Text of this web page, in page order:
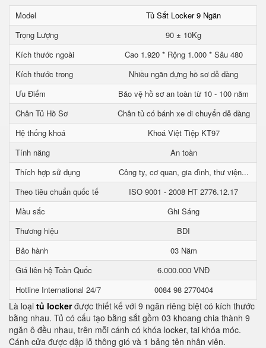
Model
Tủ Sắt Locker 9 Ngăn
Trọng Lượng
90 ± 10Kg
Kích thước ngoài
Cao 1.920 * Rộng 1.000 * Sâu 480
Kích thước trong
Nhiều ngăn đựng hồ sơ dễ dàng
Ưu Điểm
Bảo vệ hồ sơ an toàn từ 10 - 100 năm
Chân Tủ Hồ Sơ
Chân tủ có bánh xe di chuyển dễ dàng
Hệ thống khoá
Khoá Việt Tiệp KT97
Tính năng
An toàn
Thích hợp sử dụng
Công ty, cơ quan, gia đình, thư viện...
Theo tiêu chuẩn quốc tế
ISO 9001 - 2008 HT 2776.12.17
Màu sắc
Ghi Sáng
Thương hiệu
BDI
Bảo hành
03 Năm
Giá liên hệ Toàn Quốc
6.000.000 VNĐ
Hotline International 24/7
0084 98 2770404
Là loại tủ lockerđược thiết kế với 9 ngăn riêng biệt có kích thước
bằng nhau. Tủ có cấu tạo bằng sắt gồm 03 khoang chia thành 9
ngăn ô đều nhau, trên mỗi cánh có khóa locker, tai khóa móc.
Cánh cửa được dập lỗ thông gió và 1 bảng tên nhân viên.